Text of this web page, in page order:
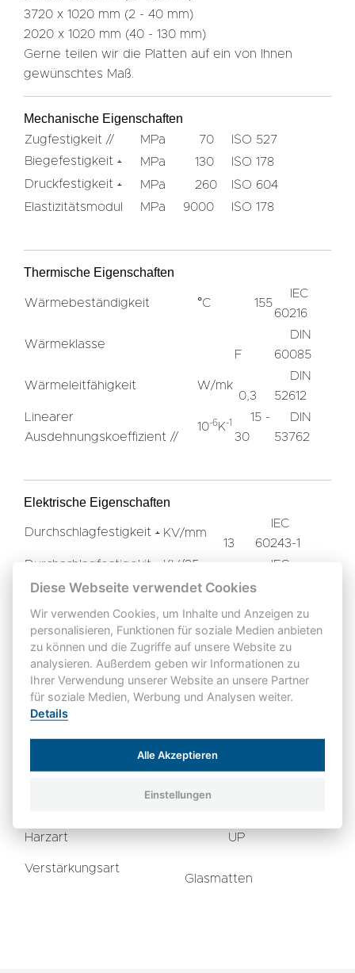
3720 x 1020 mm (2 - 40 mm)
2020 x 1020 mm (40 - 130 mm)
Gerne teilen wir die Platten auf ein von Ihnen
gewünschtes Maß.
Mechanische Eigenschaften
Zugfestigkeit // MPa 70
ISO 527
Biegefestigkeit ﬩ MPa 130
ISO 178
Druckfestigkeit ﬩ MPa 260
ISO 604
Elastizitätsmodul
MPa 9000 ISO 178
Thermische Eigenschaften
Wärmebeständigkeit °C 155
IEC
60216
Wärmeklasse
F
DIN
60085
Wärmeleitfähigkeit
W/mk
0,3
DIN
52612
Linearer
Ausdehnungskoeffizient //
10-6K-1
15 -
30
DIN
53762
Elektrische Eigenschaften
Durchschlagfestigkeit ﬩ KV/mm
13
IEC
60243-1
Durchschlagfestigekit
//
KV/25
mm
70
IEC
60243-1
Kriechstromfestigkeit
CTI
600
IEC 60112
Sonstige Eigenschaften
Rohdichte
V0
Wasseraufnahme mg
(D=4)
Harzart
UP
Verstärkungsart
Glasmatten
Diese Webseite verwendet Cookies
Wir verwenden Cookies, um Inhalte und Anzeigen zu
personalisieren, Funktionen für soziale Medien anbieten
zu können und die Zugriffe auf unsere Website zu
analysieren. Außerdem geben wir Informationen zu
Ihrer Verwendung unserer Website an unsere Partner
für soziale Medien, Werbung und Analysen weiter.
Details
Alle Akzeptieren
Einstellungen